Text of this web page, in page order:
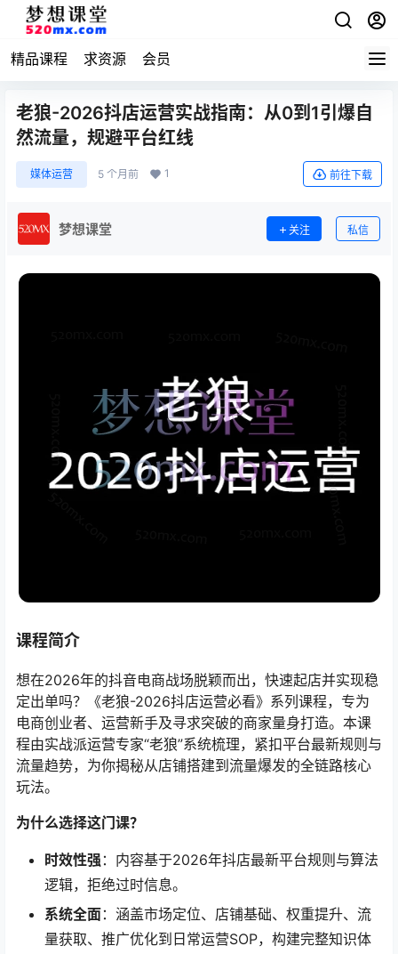
精品课程 求资源 会员
老狼-2026抖店运营实战指南：从0到1引爆自
然流量，规避平台红线
媒体运营 5 个月前 1 前往下载
梦想课堂 关注 私信
课程简介
想在2026年的抖音电商战场脱颖而出，快速起店并实现稳
定出单吗？《老狼-2026抖店运营必看》系列课程，专为
电商创业者、运营新手及寻求突破的商家量身打造。本课
程由实战派运营专家“老狼”系统梳理，紧扣平台最新规则与
流量趋势，为你揭秘从店铺搭建到流量爆发的全链路核心
玩法。
为什么选择这门课？
时效性强 ：内容基于2026年抖店最新平台规则与算法
逻辑，拒绝过时信息。
系统全面：涵盖市场定位、店铺基础、权重提升、流
量获取、推广优化到日常运营SOP，构建完整知识体